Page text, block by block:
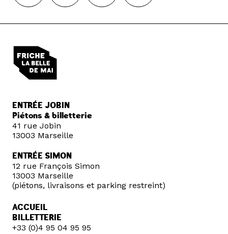
ENTRÉE JOBIN
Piétons & billetterie
41 rue Jobin
13003 Marseille
ENTRÉE SIMON
12 rue François Simon
13003 Marseille
(piétons, livraisons et parking restreint)
ACCUEIL
BILLETTERIE
+33 (0)4 95 04 95 95